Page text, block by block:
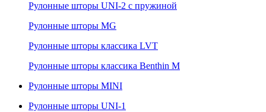
Рулонные шторы UNI-2 с пружиной
Рулонные шторы MG
Рулонные шторы классика LVT
Рулонные шторы классика Benthin M
Рулонные шторы MINI
Рулонные шторы UNI-1